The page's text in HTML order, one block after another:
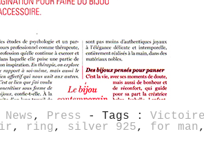
News , Press - Tags :
, ring , silver 925, for man